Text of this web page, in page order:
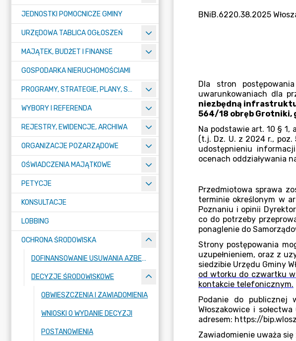
JEDNOSTKI POMOCNICZE GMINY
URZĘDOWA TABLICA OGŁOSZEŃ
MAJĄTEK, BUDŻET I FINANSE
GOSPODARKA NIERUCHOMOŚCIAMI
PROGRAMY, STRATEGIE, PLANY, SPRAWOZDANIA I OPRACOWANIA
WYBORY I REFERENDA
REJESTRY, EWIDENCJE, ARCHIWA
ORGANIZACJE POZARZĄDOWE
OŚWIADCZENIA MAJĄTKOWE
PETYCJE
KONSULTACJE
LOBBING
OCHRONA ŚRODOWISKA
DOFINANSOWANIE USUWANIA AZBESTU
DECYZJE ŚRODOWISKOWE
OBWIESZCZENIA I ZAWIADOMIENIA
WNIOSKI O WYDANIE DECYZJI
POSTANOWIENIA